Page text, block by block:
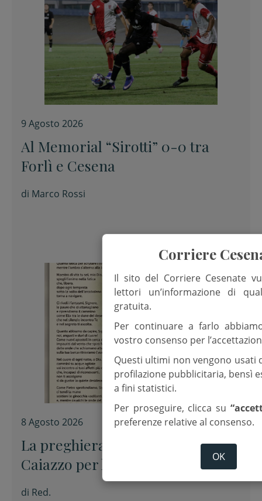
9 Agosto 2026
Al Memorial “Sirotti” 0-0 tra
Forlì e Cesena
di Marco Rossi
8 Agosto 2026
La preghiera dell’arcivescovo
Caiazzo per la XIX domenica del
Tempo ordinario
di Red.
Corriere
Il sito del Corriere Cesenate
lettori un’informazione di
gratuita.
Per continuare a farlo
vostro consenso per
Questi ultimi non vengono usati
profilazione pubblicitaria, bensì
a fini statistici.
Per proseguire, clicca su
preferenze relative al consenso.
OK